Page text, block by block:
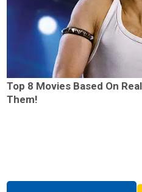
Top 8 Movies Based On
Them!